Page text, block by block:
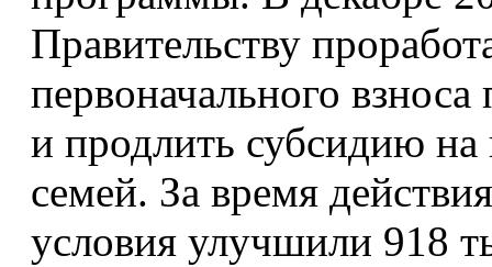
Правительству
первоначального
и продлить субсидию
семей. За время
условия улучшили 918